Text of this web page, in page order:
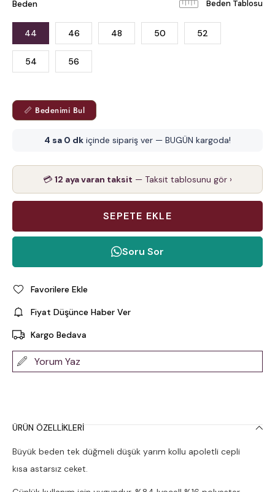
Beden Beden Tablosu
44 46 48 50 52
54 56
📏 Bedenimi Bul
3 sa 59 dk içinde sipariş ver — BUGÜN kargoda!
💳 12 aya varan taksit — Taksit tablosunu gör ›
Soru Sor
Favorilere Ekle
Fiyat Düşünce Haber Ver
Kargo Bedava
Yorum Yaz
ÜRÜN ÖZELLIKLERI
Büyük beden tek düğmeli düşük yarım kollu apoletli cepli
kısa astarsız ceket.